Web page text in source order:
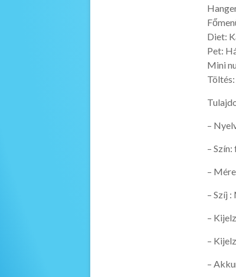
Diet:
Pet:
Mini
–
–
–
– Szíj
–
–
–